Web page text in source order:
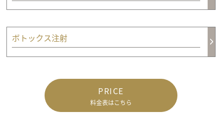
ボトックス注射
PRICE
料金表はこちら